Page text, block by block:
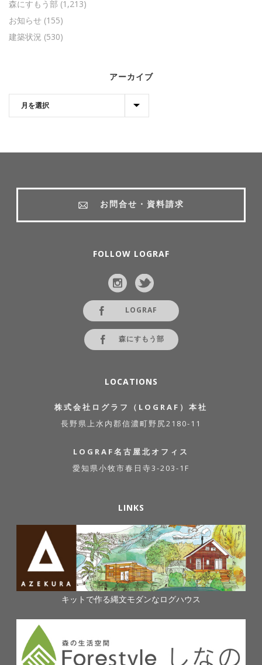
森にすもう部 (1,213)
お知らせ (155)
建築状況 (530)
アーカイブ
お問合せ・資料請求
FOLLOW LOGRAF
LOGRAF
森にすもう部
LOCATIONS
株式会社ログラフ（LOGRAF）本社
長野県上水内郡信濃町野尻2180-11
LOGRAF名古屋北オフィス
愛知県小牧市春日寺3-203-1F
LINKS
キットで作る縄文モダンなログハウス